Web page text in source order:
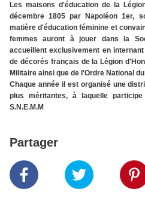
Les maisons d'éducation de la
décembre 1805 par Napoléon 1er,
matière d'éducation féminine et
femmes auront à jouer dans la
accueillent exclusivement en
de décorés français de la Légion
Militaire ainsi que de l'Ordre National
Chaque année il est organisé une
plus méritantes, à laquelle
S.N.E.M.M
Partager